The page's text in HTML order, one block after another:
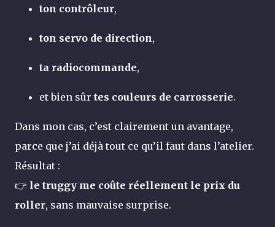
ton contrôleur,
ton servo de direction,
ta radiocommande,
et bien sûr tes couleurs de carrosserie.
Dans mon cas, c’est clairement un avantage,
parce que j’ai déjà tout ce qu’il faut dans l’atelier.
Résultat :
👉 le truggy me coûte réellement le prix du
roller, sans mauvaise surprise.